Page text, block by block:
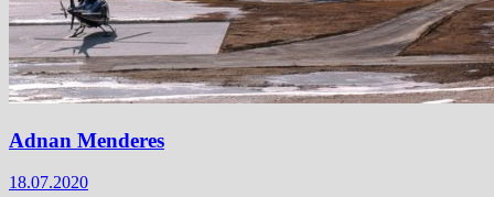
Adnan Menderes
18.07.2020